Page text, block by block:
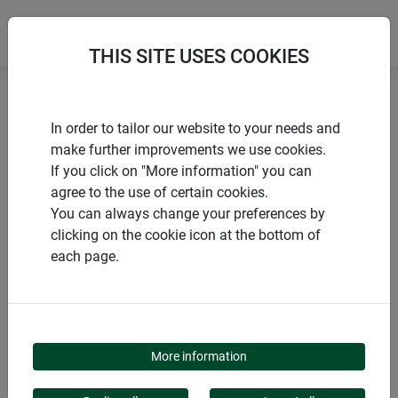
Accueil
Autres protections d’hivernage
Tapis chauffant
PRODUITS
TAPIS CHAUFFANT
THIS SITE USES COOKIES
In order to tailor our website to your needs and
make further improvements we use cookies.
If you click on "More information" you can
agree to the use of certain cookies.
You can always change your preferences by
clicking on the cookie icon at the bottom of
each page.
More information